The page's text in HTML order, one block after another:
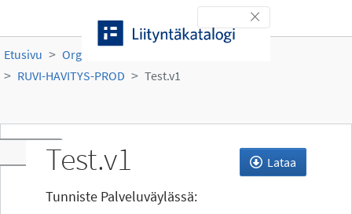
Toggle navigation
Etusivu Organisaatiot
RUVI-HAVITYS-PROD
Test.v1
Toggle navigation
Lataa
Test.v1
Tunniste Palveluväylässä: